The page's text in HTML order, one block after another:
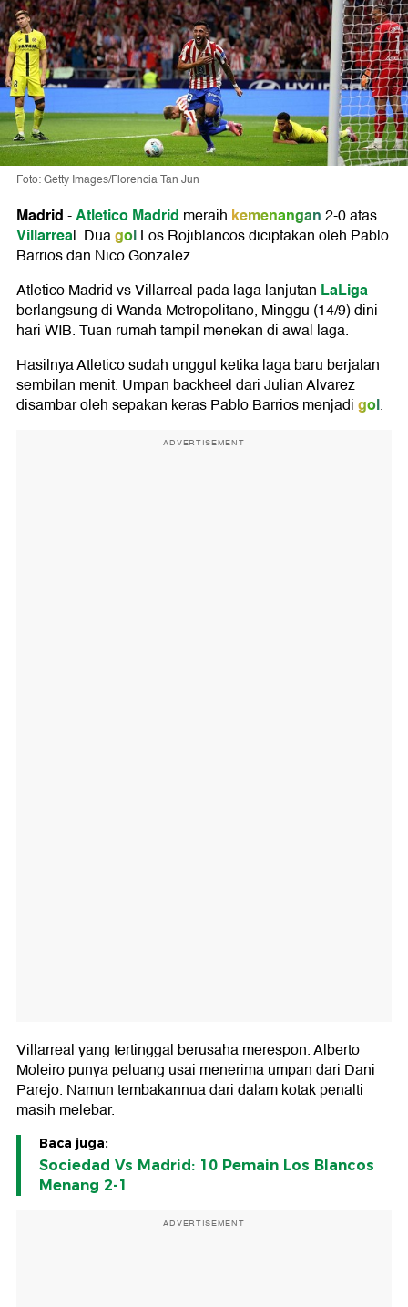
Foto: Getty Images/Florencia Tan Jun
Madrid-Atletico Madrid meraih kemenangan2-0 atas
Villarreal. DuagolLos Rojiblancos diciptakan oleh Pablo
Barrios dan Nico Gonzalez.
Atletico Madrid vs Villarreal pada laga lanjutan LaLiga
berlangsung di Wanda Metropolitano, Minggu (14/9) dini
hari WIB. Tuan rumah tampil menekan di awal laga.
Hasilnya Atletico sudah unggul ketika laga baru berjalan
sembilan menit. Umpan backheel dari Julian Alvarez
disambar oleh sepakan keras Pablo Barrios menjadigol.
ADVERTISEMENT
Villarreal yang tertinggal berusaha merespon. Alberto
Moleiro punya peluang usai menerima umpan dari Dani
Parejo. Namun tembakannua dari dalam kotak penalti
masih melebar.
Baca juga:
Sociedad Vs Madrid: 10 Pemain Los Blancos
Menang 2-1
ADVERTISEMENT